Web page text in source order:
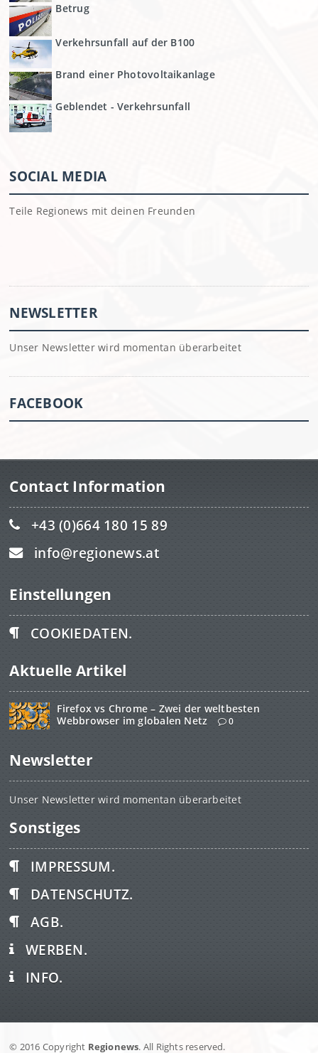
Betrug
Verkehrsunfall auf der B100
Brand einer Photovoltaikanlage
Geblendet - Verkehrsunfall
SOCIAL MEDIA
Teile Regionews mit deinen Freunden
NEWSLETTER
Unser Newsletter wird momentan überarbeitet
FACEBOOK
Contact Information
+43 (0)664 180 15 89
info@regionews.at
Einstellungen
COOKIEDATEN.
Aktuelle Artikel
Firefox vs Chrome – Zwei der weltbesten
Webbrowser im globalen Netz
0
Newsletter
Unser Newsletter wird momentan überarbeitet
Sonstiges
IMPRESSUM.
DATENSCHUTZ.
AGB.
WERBEN.
INFO.
© 2016 Copyright Regionews. All Rights reserved.